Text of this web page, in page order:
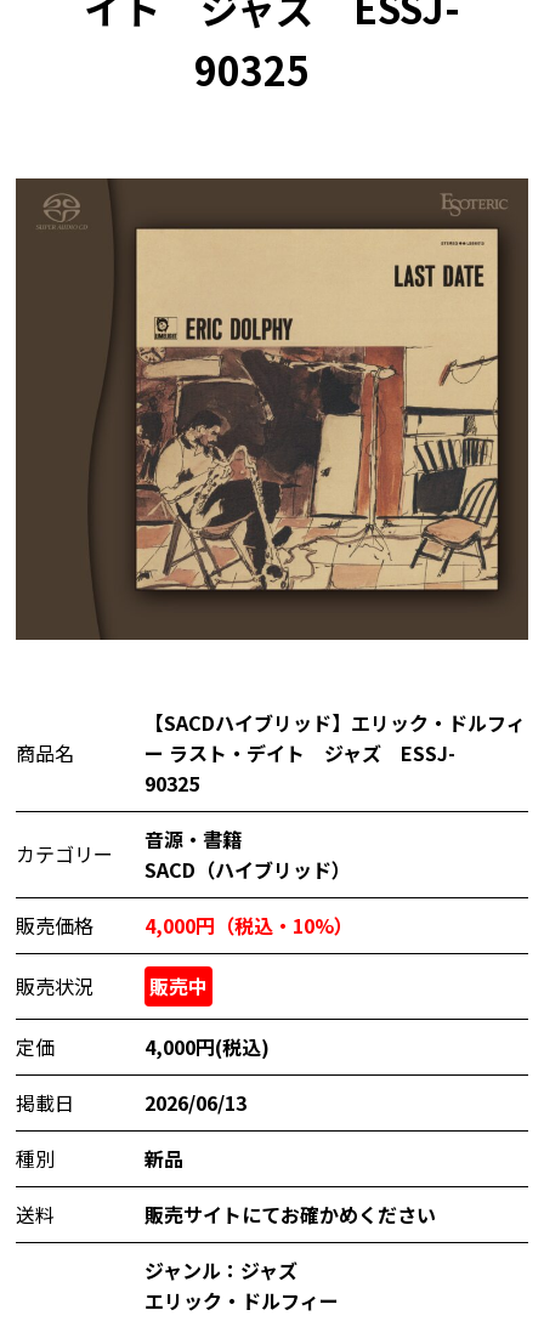
90325
商品名
【SACDハイブリッド】エリック・ドルフィ
ー ラスト・デイト ジャズ ESSJ-
90325
カテゴリー
音源・書籍
SACD（ハイブリッド）
販売価格
4,000円（税込・10%）
販売状況 販売中
定価
4,000円(税込)
掲載日
2026/06/13
種別
新品
送料
販売サイトにてお確かめください
ジャンル：ジャズ
エリック・ドルフィー